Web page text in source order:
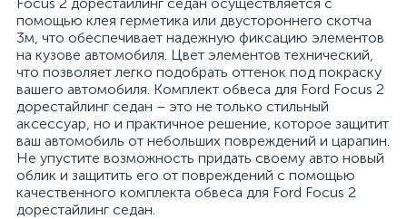
помощью клея герметика или двустороннего скотча
3м, что обеспечивает надежную фиксацию элементов
на кузове автомобиля. Цвет элементов технический,
что позволяет легко подобрать оттенок под покраску
вашего автомобиля. Комплект обвеса для Ford Focus 2
дорестайлинг седан – это не только стильный
аксессуар, но и практичное решение, которое защитит
ваш автомобиль от небольших повреждений и царапин.
Не упустите возможность придать своему авто новый
облик и защитить его от повреждений с помощью
качественного комплекта обвеса для Ford Focus 2
дорестайлинг седан.